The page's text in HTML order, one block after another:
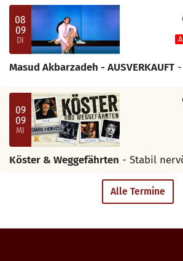
08
09
DI
Masud Akbarzadeh - AUSVERKAUFT
09
09
MI
Köster & Weggefährten - Stabil
Alle Termine